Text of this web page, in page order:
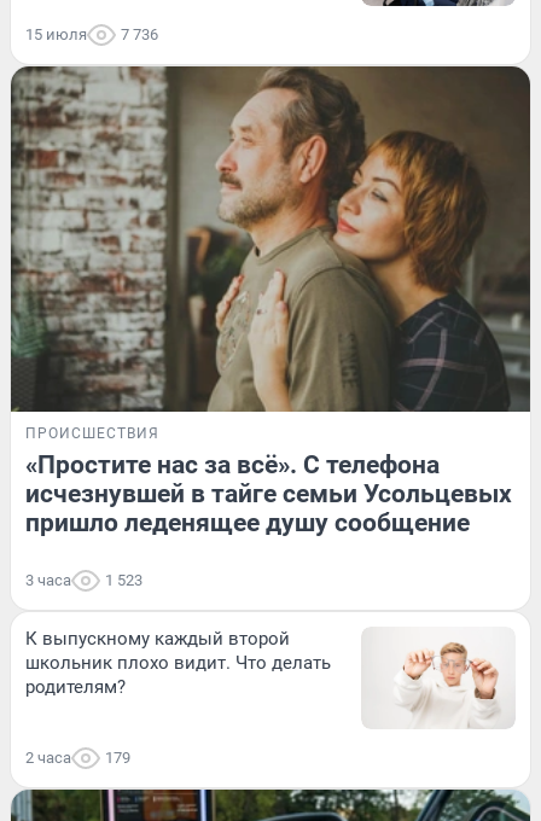
15 июля 7 736
ПРОИСШЕСТВИЯ
«Простите нас за всё». С телефона
исчезнувшей в тайге семьи Усольцевых
пришло леденящее душу сообщение
3 часа 1 523
К выпускному каждый второй
школьник плохо видит. Что делать
родителям?
2 часа 179